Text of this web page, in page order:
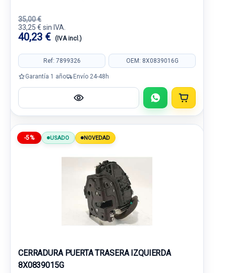
35,00 €
33,25 € sin IVA.
40,23 € (IVA incl.)
Ref: 7899326 OEM: 8X0839016G
Garantía 1 año Envío 24-48h
-5% USADO NOVEDAD
CERRADURA PUERTA TRASERA IZQUIERDA
8X0839015G